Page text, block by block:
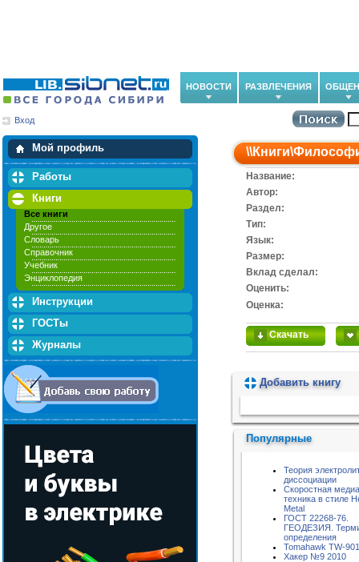
НОВОСТИ РАЗВЛЕЧЕНИЯ
Вход
Мой профиль
Мои закладки
Работы
Книги
Все книги
Другое
Словарь
Справочник
Учебник
Энциклопедия
Инструкции
ГОСТы
Журналы
\\Книги\
Название:
Автор:
Раздел:
Тип:
Язык:
Размер:
Вклад сделал:
Оценить:
Оценка:
Скачать
Добавить книгу
Популярные
Теория
диссоциации
Скоростная
техника в стиле
Metal
ГОСТ 22268-76.
ГЕОДЕЗИЯ.
определения
Tomahawk TW-
Хакер №9 2010